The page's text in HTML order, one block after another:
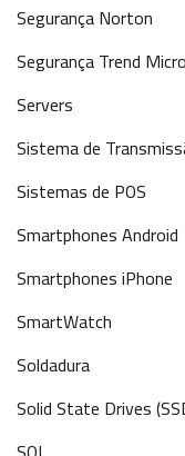
Segurança Norton
Segurança Trend
Servers
Sistema de
Sistemas de POS
Smartphones Android
Smartphones iPhone
SmartWatch
Soldadura
Solid State Drives